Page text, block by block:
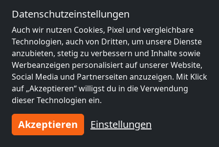
Datenschutzeinstellungen
Auch wir nutzen Cookies, Pixel und vergleichbare
Technologien, auch von Dritten, um unsere Dienste
anzubieten, stetig zu verbessern und Inhalte sowie
Werbeanzeigen personalisiert auf unserer Website,
Social Media und Partnerseiten anzuzeigen. Mit Klick
auf „Akzeptieren“ willigst du in die Verwendung
dieser Technologien ein.
Akzeptieren Einstellungen